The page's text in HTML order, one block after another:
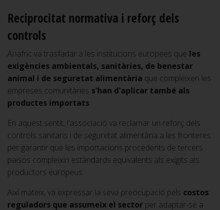
Reciprocitat normativa i reforç dels
controls
Anafric va traslladar a les institucions europees que les
exigències ambientals, sanitàries, de benestar
animal i de seguretat alimentària que compleixen les
empreses comunitàries s'han d'aplicar també als
productes importats.
En aquest sentit, l'associació va reclamar un reforç dels
controls sanitaris i de seguretat alimentària a les fronteres
per garantir que les importacions procedents de tercers
països compleixin estàndards equivalents als exigits als
productors europeus.
Així mateix, va expressar la seva preocupació pels costos
reguladors que assumeix el sector per adaptar-se a